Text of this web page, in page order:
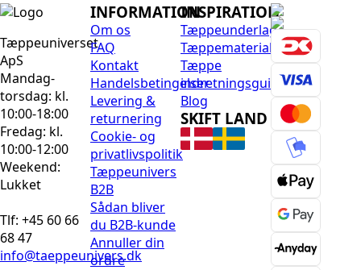
Tæppeuniverset
ApS
Mandag-
torsdag: kl.
10:00-18:00
Fredag: kl.
10:00-12:00
Weekend:
Lukket
Tlf: +45 60 66
68 47
info@taeppeunivers.dk
INFORMATION
Om os
FAQ
Kontakt
Handelsbetingelser
Levering &
returnering
Cookie- og
privatlivspolitik
Tæppeunivers
B2B
Sådan bliver
du B2B-kunde
Annuller din
ordre
INSPIRATION
Tæppeunderlag
Tæppematerialer
Tæppe
indretningsguide
Blog
SKIFT LAND